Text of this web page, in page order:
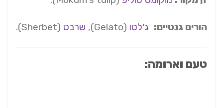
הורים גנטיים: ג׳לטו(Gelato), שרבט(Sherbet).
טעם וארומה: